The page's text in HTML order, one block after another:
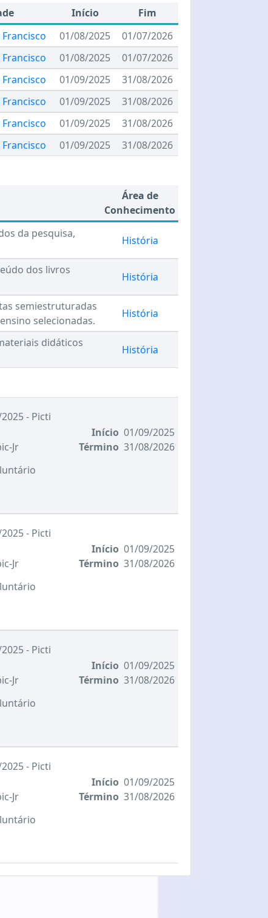
Início
Fim
01/08/2025
01/07/2026
01/08/2025
01/07/2026
01/09/2025
31/08/2026
01/09/2025
31/08/2026
01/09/2025
31/08/2026
01/09/2025 31/08/2026
Área de
Conhecimento
da pesquisa,
História
dos livros
História
semiestruturadas
selecionadas.
História
didáticos
História
- Picti
Jr
Início 01/09/2025
Término 31/08/2026
- Picti
Jr
Início 01/09/2025
Término 31/08/2026
- Picti
Jr
Início 01/09/2025
Término 31/08/2026
- Picti
Jr
Início 01/09/2025
Término 31/08/2026